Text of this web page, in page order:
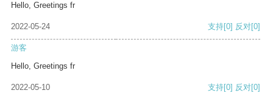
Hello, Greetings fr
2022-05-24 支持[0] 反对[0]
游客
Hello, Greetings fr
2022-05-10 支持[0] 反对[0]